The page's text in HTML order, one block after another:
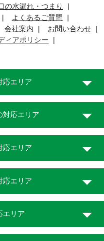
の水漏れ・つまり
よくあるご質問
会社案内
お問い合わせ
ィアポリシー
応エリア
対応エリア
応エリア
応エリア
エリア